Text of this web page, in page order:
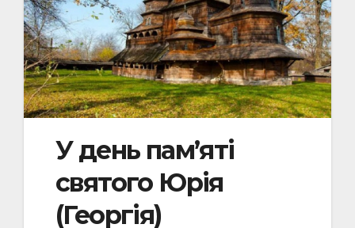
У день пам’яті
святого Юрія
(Георгія)